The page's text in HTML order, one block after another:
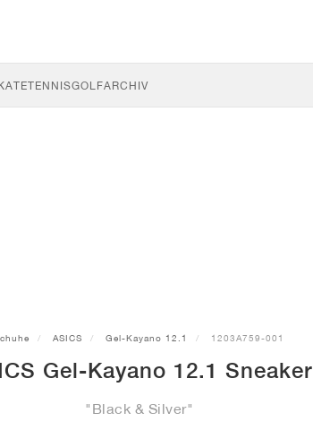
TENNISGOLFARCHIV
ASICS Gel-Kayano 12.1 1203A759-001
Gel-Kayano 12.1 Sneaker
"Black & Silver"